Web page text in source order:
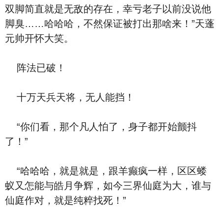
双脚简直就是无敌的存在，幸亏老子以前没说他
脚臭……哈哈哈，不然保证被打出那啥来！”天蓬
元帅开怀大笑。
阵法已破！
十万天兵天将，无人能挡！
“你们看，那个凡人怕了，身子都开始颤抖
了！”
“哈哈哈，就是就是，跟羊癫疯一样，区区蝼
蚁又怎能与皓月争辉，如今三界仙庭为大，谁与
仙庭作对，就是纯粹找死！”